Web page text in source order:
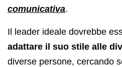
comunicativa.
Il leader ideale dovrebbe
adattare il suo stile alle
diverse persone, cercando